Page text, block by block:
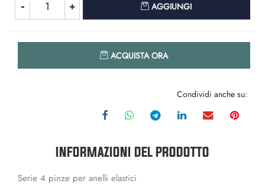
AGGIUNGI
ACQUISTA ORA
Condividi anche su:
INFORMAZIONI DEL PRODOTTO
Serie 4 pinze per anelli elastici